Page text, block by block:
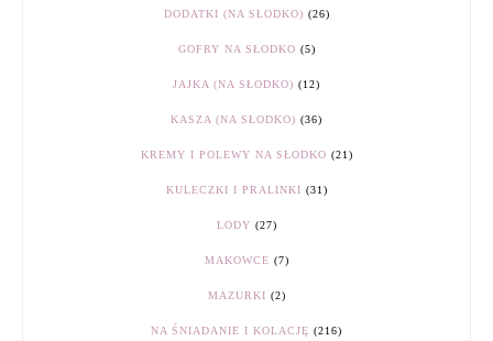
DODATKI (NA SŁODKO) (26)
GOFRY NA SŁODKO (5)
JAJKA (NA SŁODKO) (12)
KASZA (NA SŁODKO) (36)
KREMY I POLEWY NA SŁODKO (21)
KULECZKI I PRALINKI (31)
LODY (27)
MAKOWCE (7)
MAZURKI (2)
NA ŚNIADANIE I KOLACJĘ (216)